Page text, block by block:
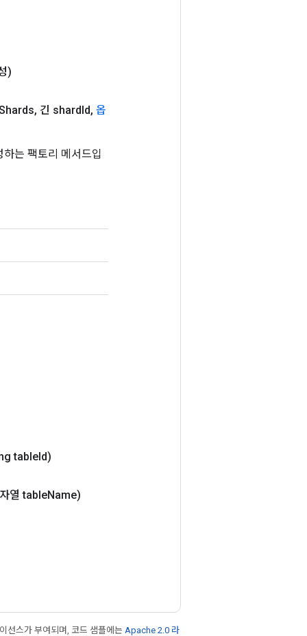
)
, 긴 shardId, 옵
는 팩토리 메서드입
tableId)
열 tableName)
선스가 부여되며, 코드 샘플에는 Apache 2.0 라